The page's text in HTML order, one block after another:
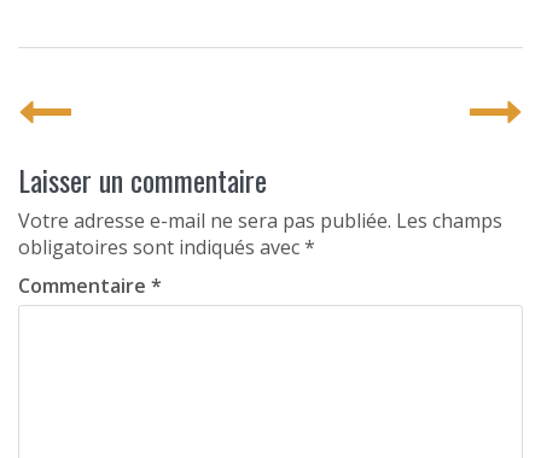
P
o
s
t
n
a
Laisser un commentaire
Votre adresse e-mail ne sera pas publiée. Les champs
obligatoires sont indiqués avec*
Commentaire *